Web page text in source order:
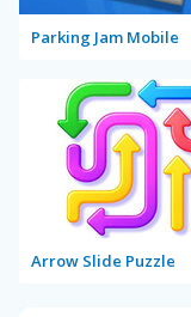
Parking Jam Mobile
Arrow Slide Puzzle